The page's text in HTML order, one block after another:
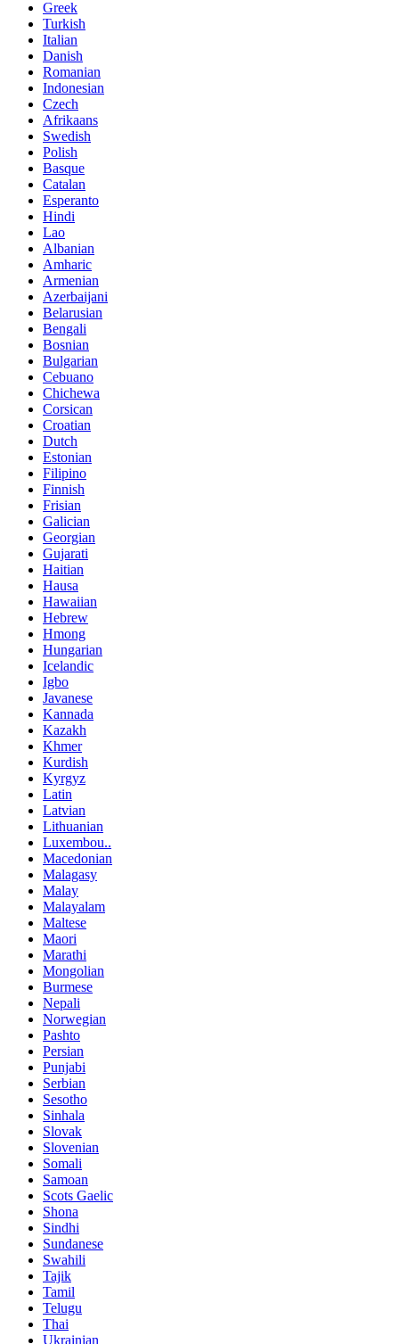
Greek
Turkish
Italian
Danish
Romanian
Indonesian
Czech
Afrikaans
Swedish
Polish
Basque
Catalan
Esperanto
Hindi
Lao
Albanian
Amharic
Armenian
Azerbaijani
Belarusian
Bengali
Bosnian
Bulgarian
Cebuano
Chichewa
Corsican
Croatian
Dutch
Estonian
Filipino
Finnish
Frisian
Galician
Georgian
Gujarati
Haitian
Hausa
Hawaiian
Hebrew
Hmong
Hungarian
Icelandic
Igbo
Javanese
Kannada
Kazakh
Khmer
Kurdish
Kyrgyz
Latin
Latvian
Lithuanian
Luxembou..
Macedonian
Malagasy
Malay
Malayalam
Maltese
Maori
Marathi
Mongolian
Burmese
Nepali
Norwegian
Pashto
Persian
Punjabi
Serbian
Sesotho
Sinhala
Slovak
Slovenian
Somali
Samoan
Scots Gaelic
Shona
Sindhi
Sundanese
Swahili
Tajik
Tamil
Telugu
Thai
Ukrainian